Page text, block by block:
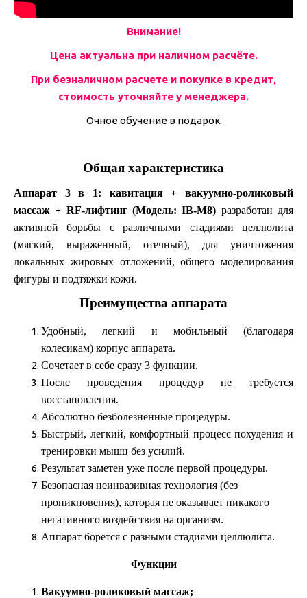
Внимание!
Цена актуальна при наличном расчёте.
При безналичном расчете и покупке в кредит,
стоимость уточняйте у менеджера.
Очное обучение в подарок
Общая характеристика
Аппарат 3 в 1: кавитация + вакуумно-роликовый
массаж + RF-лифтинг (Модель: IB-M8) разработан для
активной борьбы с различными стадиями целлюлита
(мягкий, выраженный, отечный), для уничтожения
локальных жировых отложений, общего моделирования
фигуры и подтяжки кожи.
Преимущества аппарата
Удобный, легкий и мобильный (благодаря
колесикам) корпус аппарата.
Сочетает в себе сразу 3 функции.
После проведения процедур не требуется
восстановления.
Абсолютно безболезненные процедуры.
Быстрый, легкий, комфортный процесс похудения и
тренировки мышц без усилий.
Результат заметен уже после первой процедуры.
Безопасная неинвазивная технология (без
проникновения), которая не оказывает никакого
негативного воздействия на организм.
Аппарат борется с разными стадиями целлюлита.
Функции
Вакуумно-роликовый массаж;